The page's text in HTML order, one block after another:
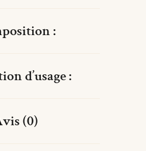
:
d’usage :
(0)